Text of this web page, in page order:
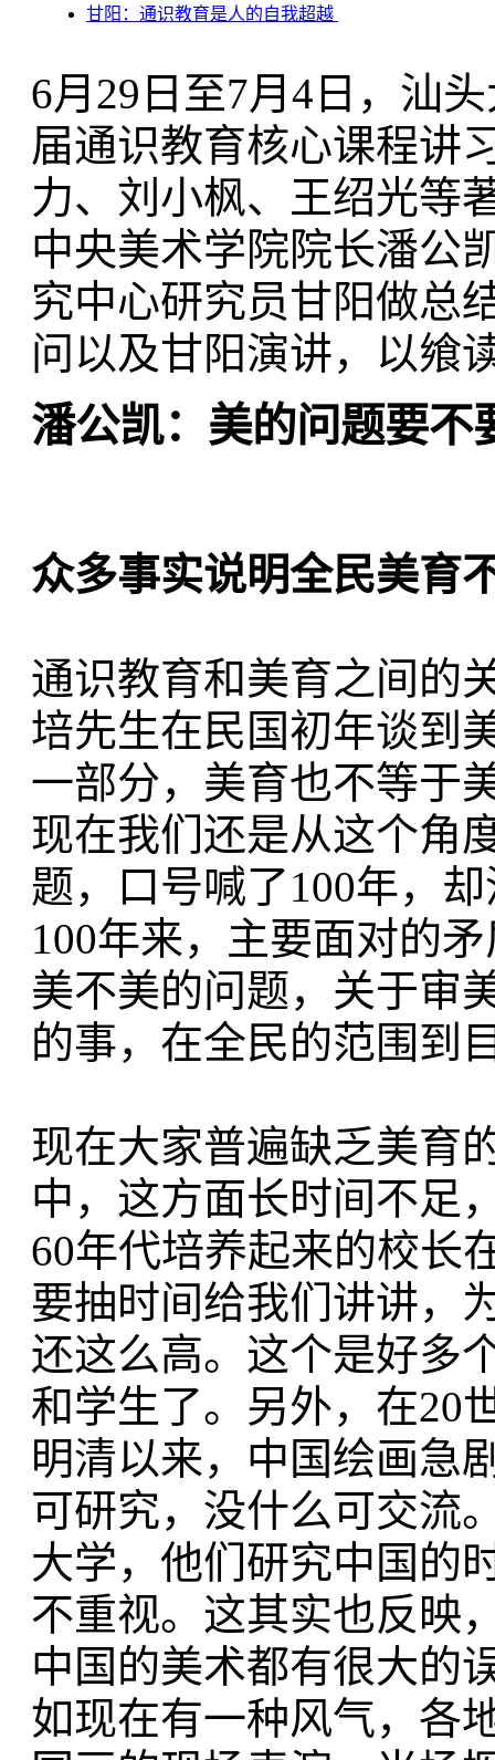
甘阳：通识教育是人的自我超越
6月29日至7月4日，汕
届通识教育核心课程讲
力、刘小枫、王绍光等
中央美术学院院长潘公
究中心研究员甘阳做总
问以及甘阳演讲，以飨
潘公凯：美的问题要
众多事实说明全民美育
通识教育和美育之间的
培先生在民国初年谈到
一部分，美育也不等于
现在我们还是从这个角
题，口号喊了100年，
100年来，主要面对的
美不美的问题，关于审
的事，在全民的范围到
现在大家普遍缺乏美育
中，这方面长时间不足
60年代培养起来的校长
要抽时间给我们讲讲，
还这么高。这个是好多
和学生了。另外，在20
明清以来，中国绘画急
可研究，没什么可交流
大学，他们研究中国的
不重视。这其实也反映
中国的美术都有很大的
如现在有一种风气，各